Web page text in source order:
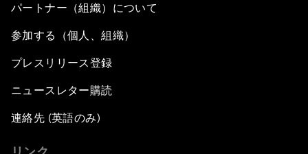
パートナー（組織）について
参加する（個人、組織）
プレスリリース登録
ニュースレター購読
連絡先 (英語のみ)